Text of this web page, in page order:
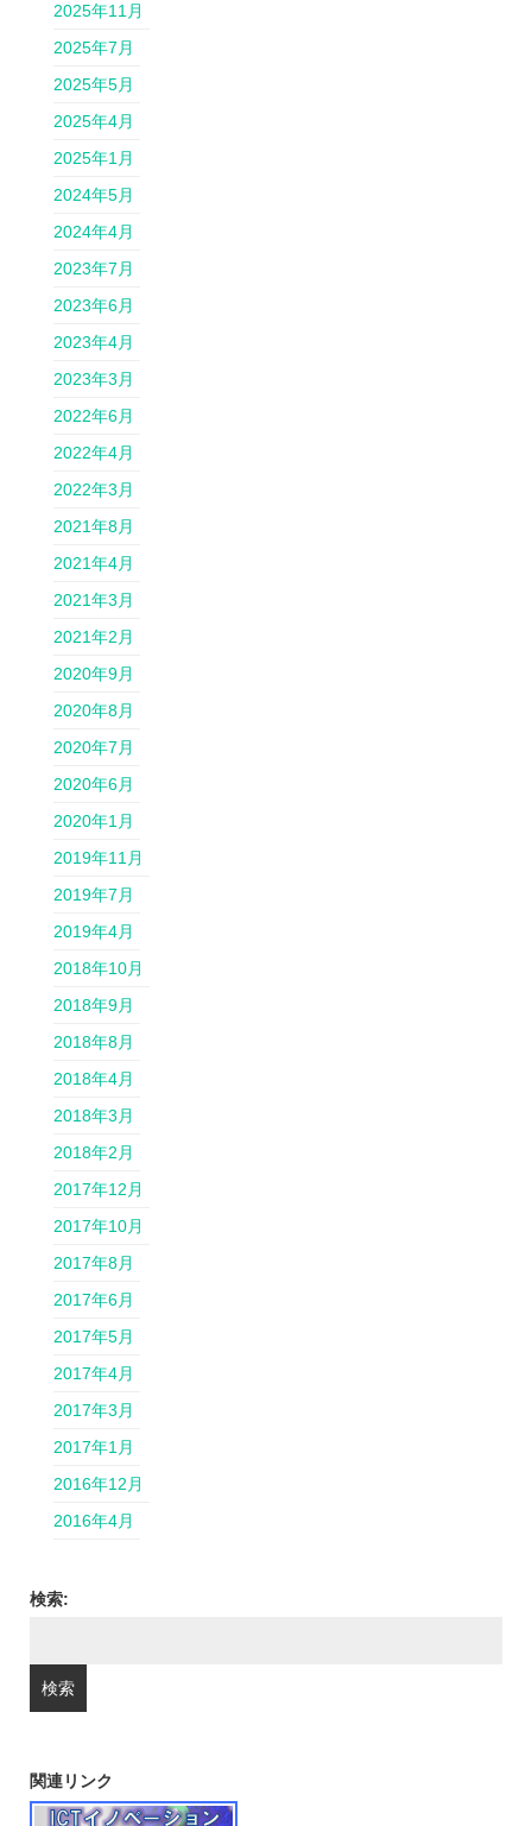
2025年11月
2025年7月
2025年5月
2025年4月
2025年1月
2024年5月
2024年4月
2023年7月
2023年6月
2023年4月
2023年3月
2022年6月
2022年4月
2022年3月
2021年8月
2021年4月
2021年3月
2021年2月
2020年9月
2020年8月
2020年7月
2020年6月
2020年1月
2019年11月
2019年7月
2019年4月
2018年10月
2018年9月
2018年8月
2018年4月
2018年3月
2018年2月
2017年12月
2017年10月
2017年8月
2017年6月
2017年5月
2017年4月
2017年3月
2017年1月
2016年12月
2016年4月
検索:
関連リンク